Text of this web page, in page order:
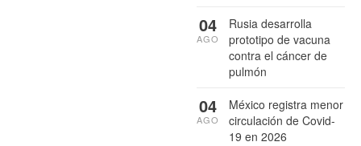
Rusia desarrolla
prototipo de vacuna
contra el cáncer de
pulmón
04
AGO
México registra menor
circulación de Covid-
19 en 2026
04
AGO